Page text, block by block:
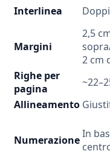
Interlinea
Margini
2,5
2 cm
Righe per
pagina
Allineamento
NumerazioneIn